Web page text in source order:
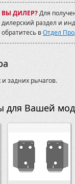
ВЫ ДИЛЕР?Для
дилерский раздел и
обратитесь вОтдел
задних рычагов.
для Вашей